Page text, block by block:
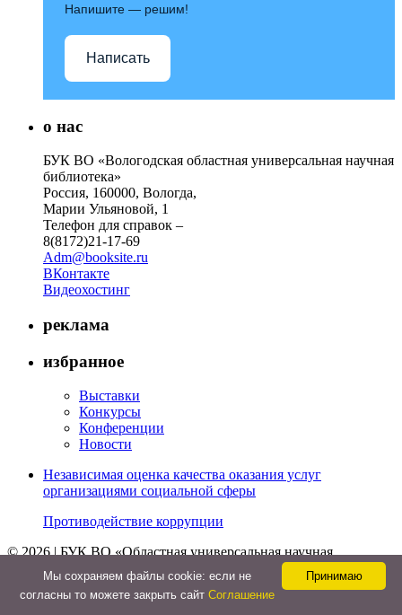
Напишите — решим!
Написать
о нас
БУК ВО «Вологодская областная универсальная научная
библиотека»
Россия, 160000, Вологда,
Марии Ульяновой, 1
Телефон для справок –
8(8172)21-17-69
Adm@booksite.ru
ВКонтакте
Видеохостинг
реклама
избранное
Выставки
Конкурсы
Конференции
Новости
Независимая оценка качества оказания услуг
организациями социальной сферы
Противодействие коррупции
© 2026 | БУК ВО «Областная универсальная научная
библиотека»
Принимаю
Мы cохраняем файлы cookie: если не
согласны то можете закрыть сайт Соглашение